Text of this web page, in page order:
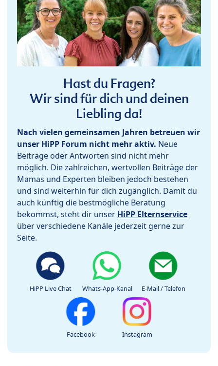
Hast du Fragen?
Wir sind für dich und deinen
Liebling da!
Nach vielen gemeinsamen Jahren betreuen wir
unser HiPP Forum nicht mehr aktiv. Neue
Beiträge oder Antworten sind nicht mehr
möglich. Die zahlreichen, wertvollen Beiträge der
Mamas und Experten bleiben jedoch bestehen
und sind weiterhin für dich zugänglich. Damit du
auch künftig die bestmögliche Beratung
bekommst, steht dir unser HiPP Elternservice
über verschiedene Kanäle jederzeit gerne zur
Seite.
HiPP Live Chat Whats-App-Kanal E-Mail / Telefon
Facebook Instagram